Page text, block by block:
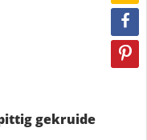
gekruide